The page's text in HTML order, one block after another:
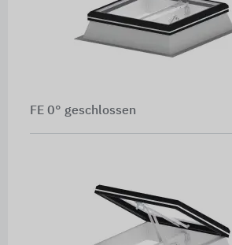
FE 0° geschlossen